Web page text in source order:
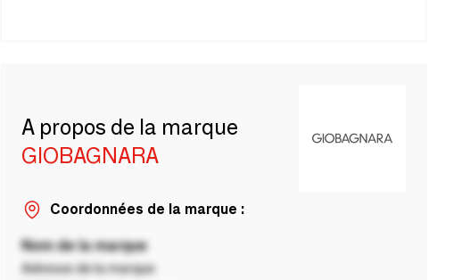
A propos de la marque
GIOBAGNARA
Coordonnées de la marque :
Nom de la marque
Adresse de la marque